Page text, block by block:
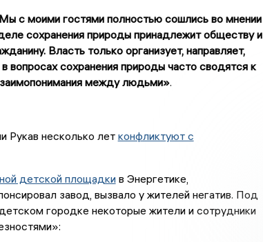
с моими гостями полностью сошлись во мнении
сохранения природы принадлежит обществу и
Власть только организует, направляет,
вопросах сохранения природы часто сводятся к
между людьми».
Рукав несколько лет конфликтуют с
детской площадкив Энергетике,
завод, вызвало у жителей негатив. Под
городке некоторые жители и сотрудники